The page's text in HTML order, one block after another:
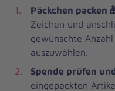
Päckchen packen
Zeichen und
gewünschte
auszuwählen.
Spende prüfen
eingepackten